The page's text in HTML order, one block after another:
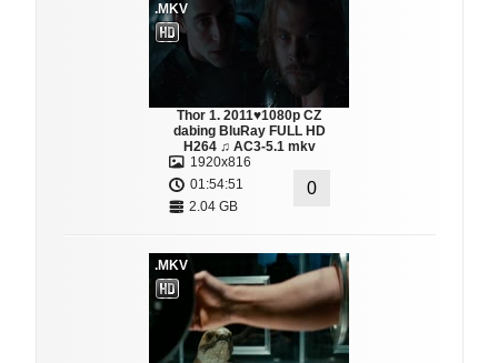
.MKV
Thor 1. 2011♥1080p CZ
dabing BluRay FULL HD
H264 ♫ AC3-5.1 mkv
1920x816
01:54:51
2.04 GB
0
.MKV